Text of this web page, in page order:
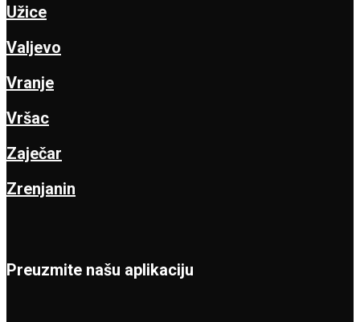
Užice
Valjevo
Vranje
Vršac
Zaječar
Zrenjanin
Preuzmite našu aplikaciju